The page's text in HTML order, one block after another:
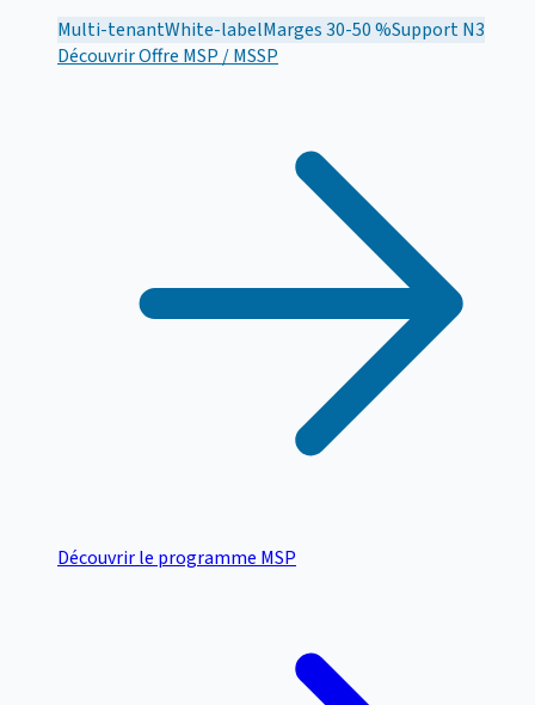
Multi-tenantWhite-labelMarges 30-50 %Support N3
DécouvrirOffre MSP / MSSP
Découvrir le programme MSP